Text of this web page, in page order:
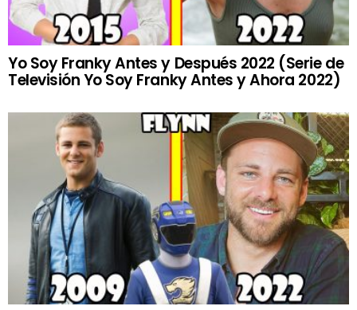
Yo Soy Franky Antes y Después 2022 (Serie de
Televisión Yo Soy Franky Antes y Ahora 2022)